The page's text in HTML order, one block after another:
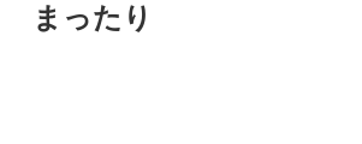
まったり